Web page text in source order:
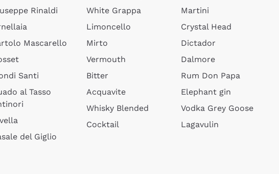
Rinaldi
Mascarello
Santi
al Tasso
del Giglio
White Grappa
Limoncello
Mirto
Vermouth
Bitter
Acquavite
Whisky Blended
Cocktail
Martini
Crystal Head
Dictador
Dalmore
Rum Don Papa
Elephant gin
Vodka Grey Goose
Lagavulin